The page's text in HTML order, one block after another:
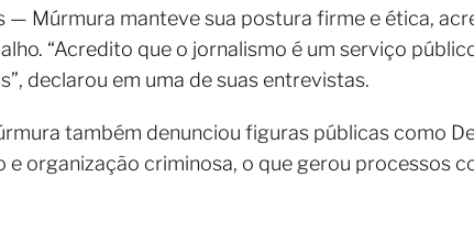
— Múrmura manteve sua postura firme e ética,
“Acredito que o jornalismo é um serviço
declarou em uma de suas entrevistas.
também denunciou figuras públicas como
organização criminosa, o que gerou processos